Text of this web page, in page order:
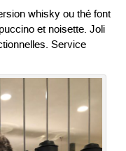
whisky ou thé font
et noisette. Joli
Service